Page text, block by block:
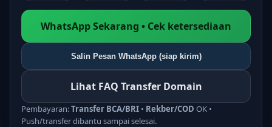
WhatsApp Sekarang • Cek ketersediaan
Salin Pesan WhatsApp (siap kirim)
Lihat FAQ Transfer Domain
Pembayaran:Transfer BCA/BRI • Rekber/COD OK •
Push/transfer dibantu sampai selesai.